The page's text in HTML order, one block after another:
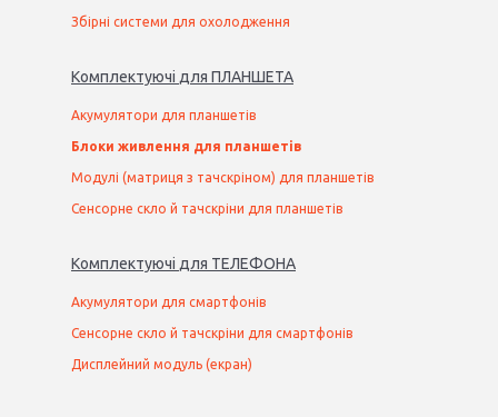
Збірні системи для охолодження
Комплектуючі для ПЛАНШЕТА
Акумулятори для планшетів
Блоки живлення для планшетів
Модулі (матриця з тачскріном) для планшетів
Сенсорне скло й тачскріни для планшетів
Комплектуючі для ТЕЛЕФОНА
Акумулятори для смартфонів
Сенсорне скло й тачскріни для смартфонів
Дисплейний модуль (екран)